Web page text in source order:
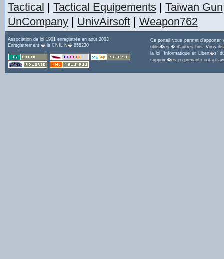
Tactical | Tactical Equipements| Taiwan Gun
UnCompany| UnivAirsoft| Weapon762
Association de loi 1901 enregistrée en août 2003
Enregistrement � la CNIL N� 855230
Ce portail vous permet
utilis�es � d'autres fins. Vous
la loi 'Informatique et Libert�s'
supprim�es en prenant contact